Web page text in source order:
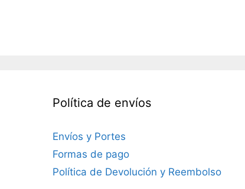
Política de envíos
Envíos y Portes
Formas de pago
Política de Devolución y Reembolso